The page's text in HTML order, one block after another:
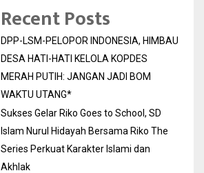
Recent Posts
DPP-LSM-PELOPOR INDONESIA, HIMBAU
DESA HATI-HATI KELOLA KOPDES
MERAH PUTIH: JANGAN JADI BOM
WAKTU UTANG*
Sukses Gelar Riko Goes to School, SD
Islam Nurul Hidayah Bersama Riko The
Series Perkuat Karakter Islami dan
Akhlak